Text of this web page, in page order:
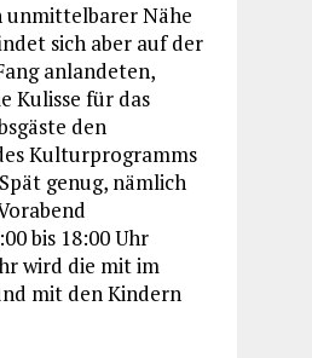
unmittelbarer Nähe
sich aber auf der
anlandeten,
Kulisse für das
den
Kulturprogramms
genug, nämlich
bis 18:00 Uhr
wird die mit im
mit den Kindern